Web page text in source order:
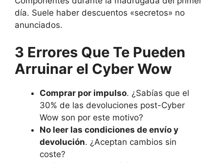
día. Suele haber descuentos «secretos» no
anunciados.
3 Errores Que Te Pueden
Arruinar el Cyber Wow
Comprar por impulso. ¿Sabías que el
30% de las devoluciones post-Cyber
Wow son por este motivo?
No leer las condiciones de envío y
devolución. ¿Aceptan cambios sin
coste?